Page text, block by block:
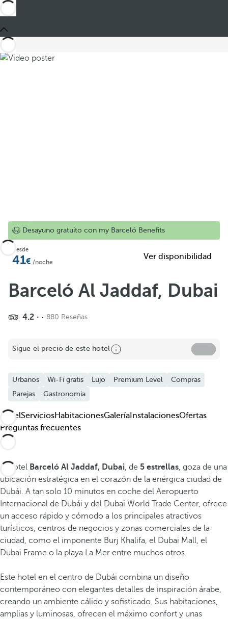
Añadir a favoritos
Ver más fotos y videos
Desayuno gratuito con my Barceló Benefits
Desde
41 /noche
Ver disponibilidad
Barceló Al Jaddaf, Dubai
4.2 880 Reseñas
Sigue el precio de este hotel
Urbanos Wi-Fi gratis Lujo Premium Level
Compras
Parejas
Gastronomia
HotelServiciosHabitacionesGalería InstalacionesOfertas
Preguntas frecuentes
El hotel Barceló Al Jaddaf, Dubai, de 5 estrellas, goza de una
ubicación estratégica en el corazón de la enérgica ciudad de
Dubái. A tan solo 10 minutos en coche del Aeropuerto
Internacional de Dubái y del Dubai World Trade Center, ofrece
un acceso rápido y cómodo a los principales atractivos
turísticos, centros de negocios y zonas comerciales de la
ciudad, como el imponente Burj Khalifa, el Dubai Mall, el
Dubai Frame o la playa La Mer entre muchos otros.
Este hotel en el centro de Dubái combina un diseño
contemporáneo con elegantes detalles de inspiración árabe,
creando un ambiente cálido y sofisticado. Sus habitaciones,
amplias y luminosas, ofrecen el máximo confort y unas